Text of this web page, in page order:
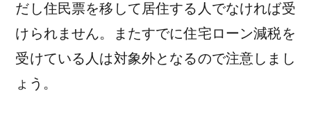
だし住民票を移して居住する人でなければ受
けられません。またすでに住宅ローン減税を
受けている人は対象外となるので注意しまし
ょう。